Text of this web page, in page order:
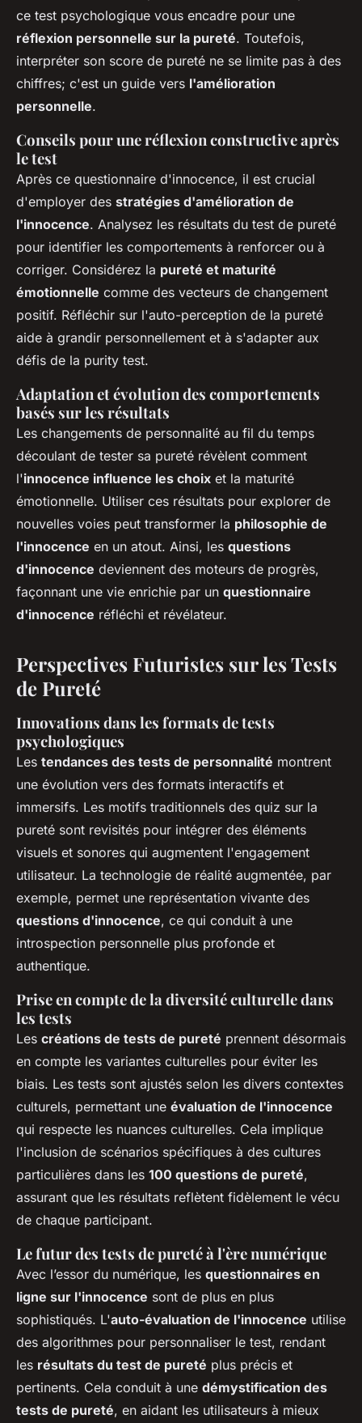
ce test psychologique vous encadre pour une
réflexion personnelle sur la pureté. Toutefois,
interpréter son score de pureté ne se limite pas à des
chiffres; c'est un guide vers l'amélioration
personnelle.
Conseils pour une réflexion constructive après
le test
Après ce questionnaire d'innocence, il est crucial
d'employer des stratégies d'amélioration de
l'innocence. Analysez les résultats du test de pureté
pour identifier les comportements à renforcer ou à
corriger. Considérez la pureté et maturité
émotionnelle comme des vecteurs de changement
positif. Réfléchir sur l'auto-perception de la pureté
aide à grandir personnellement et à s'adapter aux
défis de la purity test.
Adaptation et évolution des comportements
basés sur les résultats
Les changements de personnalité au fil du temps
découlant de tester sa pureté révèlent comment
l'innocence influence les choix et la maturité
émotionnelle. Utiliser ces résultats pour explorer de
nouvelles voies peut transformer la philosophie de
l'innocence en un atout. Ainsi, les questions
d'innocence deviennent des moteurs de progrès,
façonnant une vie enrichie par un questionnaire
d'innocence réfléchi et révélateur.
Perspectives Futuristes sur les Tests
de Pureté
Innovations dans les formats de tests
psychologiques
Les tendances des tests de personnalité montrent
une évolution vers des formats interactifs et
immersifs. Les motifs traditionnels des quiz sur la
pureté sont revisités pour intégrer des éléments
visuels et sonores qui augmentent l'engagement
utilisateur. La technologie de réalité augmentée, par
exemple, permet une représentation vivante des
questions d'innocence, ce qui conduit à une
introspection personnelle plus profonde et
authentique.
Prise en compte de la diversité culturelle dans
les tests
Les créations de tests de pureté prennent désormais
en compte les variantes culturelles pour éviter les
biais. Les tests sont ajustés selon les divers contextes
culturels, permettant une évaluation de l'innocence
qui respecte les nuances culturelles. Cela implique
l'inclusion de scénarios spécifiques à des cultures
particulières dans les 100 questions de pureté,
assurant que les résultats reflètent fidèlement le vécu
de chaque participant.
Le futur des tests de pureté à l'ère numérique
Avec l’essor du numérique, les questionnaires en
ligne sur l'innocence sont de plus en plus
sophistiqués. L'auto-évaluation de l'innocence utilise
des algorithmes pour personnaliser le test, rendant
les résultats du test de pureté plus précis et
pertinents. Cela conduit à une démystification des
tests de pureté, en aidant les utilisateurs à mieux